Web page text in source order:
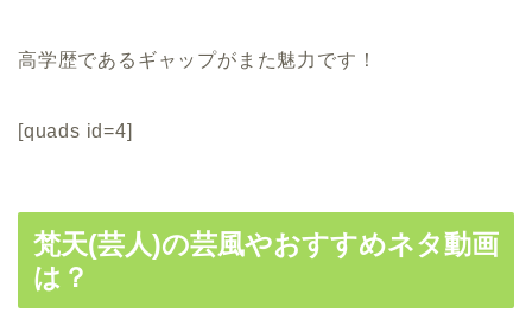
高学歴であるギャップがまた魅力です！
[quads id=4]
梵天(芸人)の芸風やおすすめネタ動画
は？